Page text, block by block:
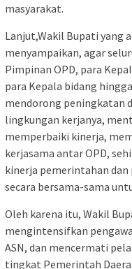
masyarakat.
Lanjut,Wakil Bupati yang
menyampaikan, agar
Pimpinan OPD, para
para Kepala bidang
mendorong peningkatan
lingkungan kerjanya,
memperbaiki kinerja,
kerjasama antar OPD,
kinerja pemerintahan
secara bersama-sama
Oleh karena itu, Wakil
mengintensifkan
ASN, dan mencermati
tingkat Pemerintah